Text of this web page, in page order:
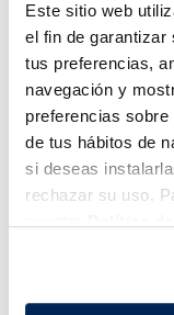
Este sitio web
el fin de garantizar
tus preferencias,
navegación y
preferencias
de tus hábitos de
si deseas
rechazar su uso.
Combina-ho